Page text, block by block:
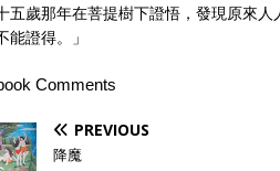
五歲那年在菩提樹下證悟，發現原來
能證得。」
Comments
PREVIOUS
降魔